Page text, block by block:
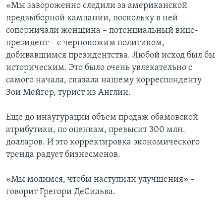
«Мы завороженно следили за американской
предвыборной кампании, поскольку в ней
соперничали женщина – потенциальный вице-
президент – с чернокожим политиком,
добивавшимся президентства. Любой исход был бы
историческим. Это было очень увлекательно с
самого начала, сказала нашему корреспонденту
Зои Мейгер, турист из Англии.
Еще до инаугурации объем продаж обамовской
атрибутики, по оценкам, превысит 300 млн.
долларов. И это корректировка экономического
тренда радует бизнесменов.
«Мы молимся, чтобы наступили улучшения» –
говорит Грегори ДеСильва.